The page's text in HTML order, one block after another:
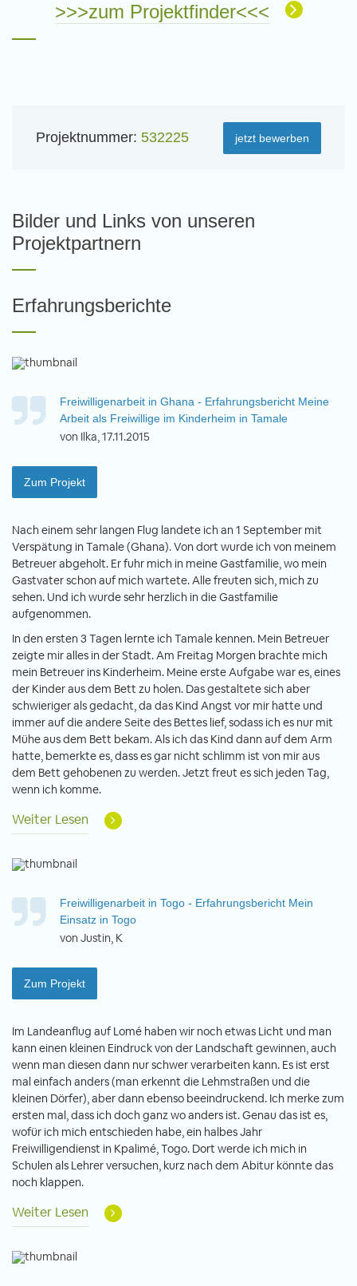
>>>zum Projektfinder<<<
Projektnummer: 532225 jetzt bewerben
Bilder und Links von unseren
Projektpartnern
Erfahrungsberichte
Freiwilligenarbeit in Ghana - Erfahrungsbericht Meine
Arbeit als Freiwillige im Kinderheim in Tamale
von Ilka, 17.11.2015
Zum Projekt
Nach einem sehr langen Flug landete ich an 1 September mit
Verspätung in Tamale (Ghana). Von dort wurde ich von meinem
Betreuer abgeholt. Er fuhr mich in meine Gastfamilie, wo mein
Gastvater schon auf mich wartete. Alle freuten sich, mich zu
sehen. Und ich wurde sehr herzlich in die Gastfamilie
aufgenommen.
In den ersten 3 Tagen lernte ich Tamale kennen. Mein Betreuer
zeigte mir alles in der Stadt. Am Freitag Morgen brachte mich
mein Betreuer ins Kinderheim. Meine erste Aufgabe war es, eines
der Kinder aus dem Bett zu holen. Das gestaltete sich aber
schwieriger als gedacht, da das Kind Angst vor mir hatte und
immer auf die andere Seite des Bettes lief, sodass ich es nur mit
Mühe aus dem Bett bekam. Als ich das Kind dann auf dem Arm
hatte, bemerkte es, dass es gar nicht schlimm ist von mir aus
dem Bett gehobenen zu werden. Jetzt freut es sich jeden Tag,
wenn ich komme.
Weiter Lesen
Freiwilligenarbeit in Togo - Erfahrungsbericht Mein
Einsatz in Togo
von Justin, K
Zum Projekt
Im Landeanflug auf Lomé haben wir noch etwas Licht und man
kann einen kleinen Eindruck von der Landschaft gewinnen, auch
wenn man diesen dann nur schwer verarbeiten kann. Es ist erst
mal einfach anders (man erkennt die Lehmstraßen und die
kleinen Dörfer), aber dann ebenso beeindruckend. Ich merke zum
ersten mal, dass ich doch ganz wo anders ist. Genau das ist es,
wofür ich mich entschieden habe, ein halbes Jahr
Freiwilligendienst in Kpalimé, Togo. Dort werde ich mich in
Schulen als Lehrer versuchen, kurz nach dem Abitur könnte das
noch klappen.
Weiter Lesen